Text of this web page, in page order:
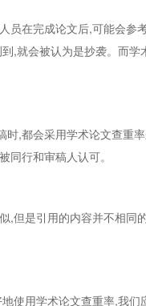
员在完成论文后,可能会参
,就会被认为是抄袭。而
,都会采用学术论文查重
行和审稿人认可。
,但是引用的内容并不相同
使用学术论文查重率,我